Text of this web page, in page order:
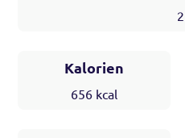
2
Kalorien
656 kcal